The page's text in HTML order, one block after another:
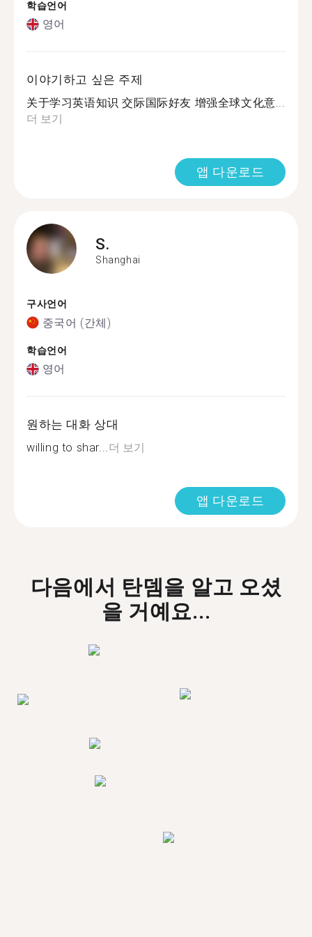
학습언어
영어
이야기하고 싶은 주제
关于学习英语知识 交际国际好友 增强全球文化意...
더 보기
앱 다운로드
S.
Shanghai
구사언어
중국어 (간체)
학습언어
영어
원하는 대화 상대
willing to shar...더 보기
앱 다운로드
다음에서 탄뎀을 알고 오셨
을 거예요...